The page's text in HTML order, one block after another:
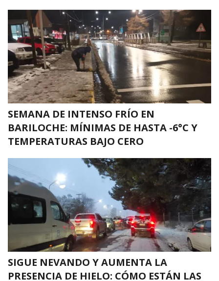
SEMANA DE INTENSO FRÍO EN
BARILOCHE: MÍNIMAS DE HASTA -6°C Y
TEMPERATURAS BAJO CERO
SIGUE NEVANDO Y AUMENTA LA
PRESENCIA DE HIELO: CÓMO ESTÁN LAS